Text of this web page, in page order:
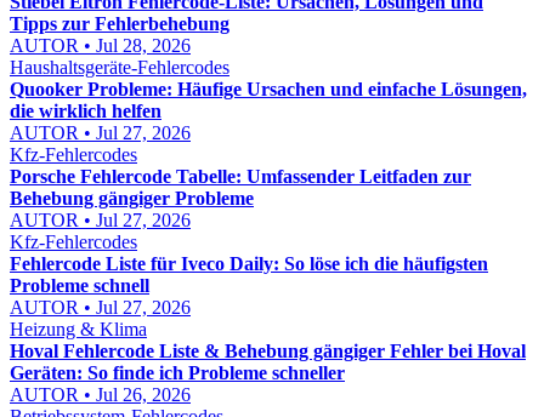
Tipps zur Fehlerbehebung
AUTOR • Jul 28, 2026
Haushaltsgeräte-Fehlercodes
Quooker Probleme: Häufige Ursachen und einfache Lösungen,
die wirklich helfen
AUTOR • Jul 27, 2026
Kfz-Fehlercodes
Porsche Fehlercode Tabelle: Umfassender Leitfaden zur
Behebung gängiger Probleme
AUTOR • Jul 27, 2026
Kfz-Fehlercodes
Fehlercode Liste für Iveco Daily: So löse ich die häufigsten
Probleme schnell
AUTOR • Jul 27, 2026
Heizung & Klima
Hoval Fehlercode Liste & Behebung gängiger Fehler bei Hoval
Geräten: So finde ich Probleme schneller
AUTOR • Jul 26, 2026